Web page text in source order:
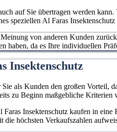
auf Sie übertragen werden
speziellen Al Faras
von anderen Kunden
haben, da es Ihre individuellen
Insektenschutz
als Kunden den großen Vorteil,
zu Beginn maßgebliche
Insektenschutz kaufen in
die höchsten Verkaufszahlen